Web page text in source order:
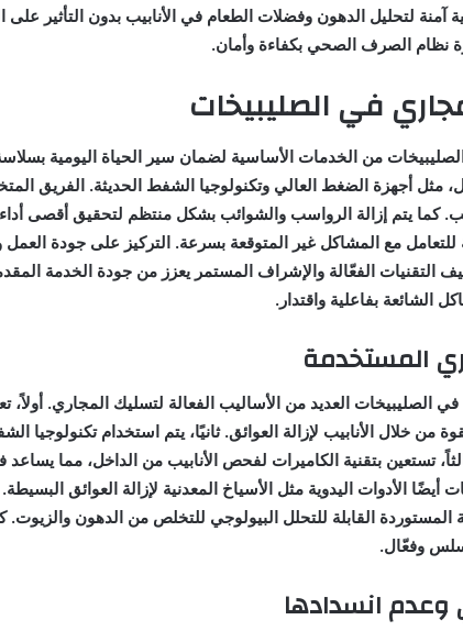
آمنة لتحليل الدهون وفضلات الطعام في الأنابيب بدون التأثير على
نظام الصرف الصحي بكفاءة وأمان.
في الصليبيخات
من الخدمات الأساسية لضمان سير الحياة اليومية
مثل أجهزة الضغط العالي وتكنولوجيا الشفط الحديثة. الفريق
كما يتم إزالة الرواسب والشوائب بشكل منتظم لتحقيق أقصى
مع المشاكل غير المتوقعة بسرعة. التركيز على جودة العمل
التقنيات الفعّالة والإشراف المستمر يعزز من جودة الخدمة
الشائعة بفاعلية واقتدار.
المستخدمة
العديد من الأساليب الفعالة لتسليك المجاري. أولاً،
من خلال الأنابيب لإزالة العوائق. ثانيًا، يتم استخدام تكنولوجيا
تستعين بتقنية الكاميرات لفحص الأنابيب من الداخل، مما
الأدوات اليدوية مثل الأسياخ المعدنية لإزالة العوائق
المستوردة القابلة للتحلل البيولوجي للتخلص من الدهون
وفعّال.
وعدم انسدادها